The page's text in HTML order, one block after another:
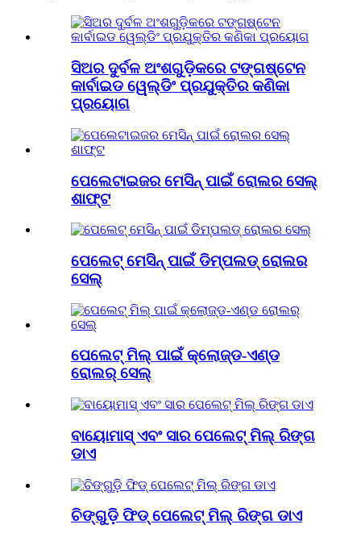
ସିଅର ଦୁର୍ବଳ ଅଂଶଗୁଡ଼ିକରେ ଟଙ୍ଗଷ୍ଟେନ
କାର୍ବାଇଡ ୱେଲ୍ଡିଂ ପ୍ରଯୁକ୍ତିର କଣିକା
ପ୍ରୟୋଗ
ପେଲେଟାଇଜର ମେସିନ୍ ପାଇଁ ରୋଲର ସେଲ୍
ଶାଫ୍ଟ
ପେଲେଟ୍ ମେସିନ୍ ପାଇଁ ଡିମ୍ପଲଡ୍ ରୋଲର
ସେଲ୍
ପେଲେଟ୍ ମିଲ୍ ପାଇଁ କ୍ଲୋଜ୍ଡ-ଏଣ୍ଡ
ରୋଲର୍ ସେଲ୍
ବାୟୋମାସ୍ ଏବଂ ସାର ପେଲେଟ୍ ମିଲ୍ ରିଙ୍ଗ
ଡାଏ
ଚିଙ୍ଗୁଡ଼ି ଫିଡ୍ ପେଲେଟ୍ ମିଲ୍ ରିଙ୍ଗ ଡାଏ